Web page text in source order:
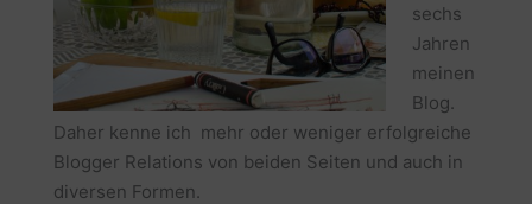
sechs
Jahren
meinen
Blog.
Daher kenne ich mehr oder weniger erfolgreiche
Blogger Relations von beiden Seiten und auch in
diversen Formen.